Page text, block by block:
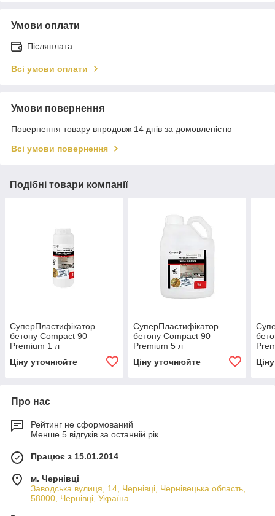
Умови оплати
Післяплата
Всі умови оплати
Умови повернення
Повернення товару впродовж 14 днів за домовленістю
Всі умови повернення
Подібні товари компанії
СуперПластифікатор
бетону Compact 90
Premium 1 л
Ціну уточнюйте
СуперПластифікатор
бетону Compact 90
Premium 5 л
Ціну уточнюйте
Про нас
Рейтинг не сформований
Менше 5 відгуків за останній рік
Працює з 15.01.2014
м. Чернівці
Заводська вулиця, 14, Чернівці, Чернівецька область,
58000, Чернівці, Україна